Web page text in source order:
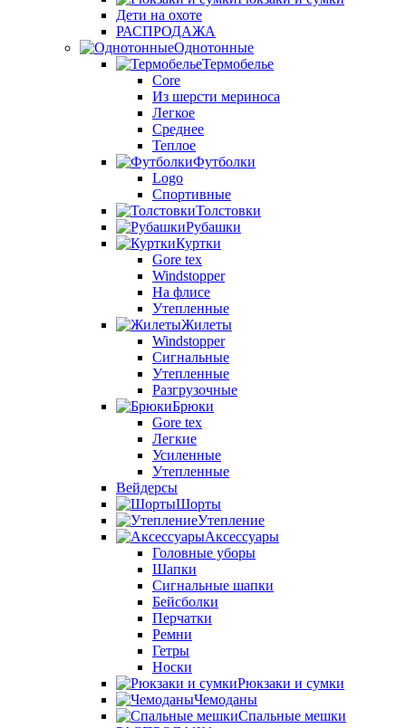
Дети на охоте
РАСПРОДАЖА
Однотонные
Термобелье
Core
Из шерсти мериноса
Легкое
Среднее
Теплое
Футболки
Logo
Спортивные
Толстовки
Рубашки
Куртки
Gore tex
Windstopper
На флисе
Утепленные
Жилеты
Windstopper
Сигнальные
Утепленные
Разгрузочные
Брюки
Gore tex
Легкие
Усиленные
Утепленные
Вейдерсы
Шорты
Утепление
Аксессуары
Головные уборы
Шапки
Сигнальные шапки
Бейсболки
Перчатки
Ремни
Гетры
Носки
Рюкзаки и сумки
Чемоданы
Спальные мешки